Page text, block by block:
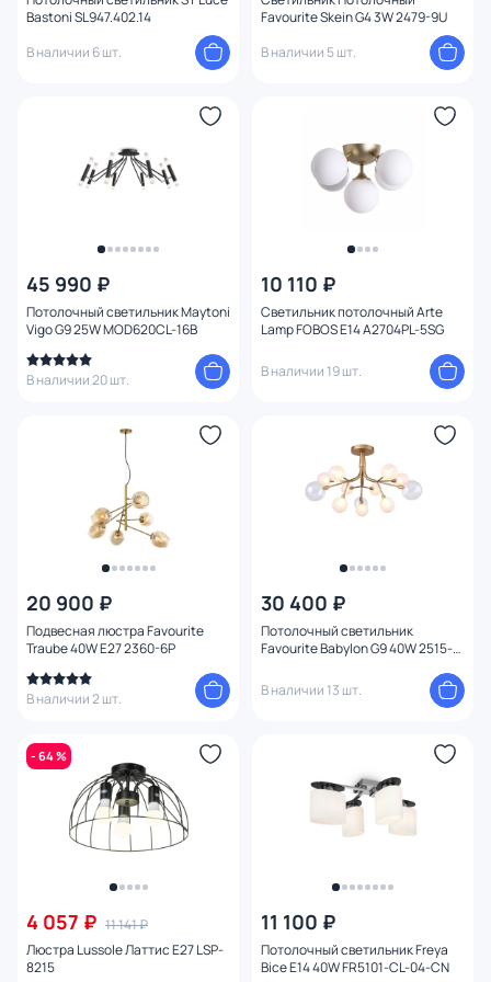
Bastoni SL947.402.14
В наличии 6 шт.
Favourite Skein G4 3W 2479-9U
В наличии 5 шт.
45 990 ₽
Потолочный светильник Maytoni
Vigo G9 25W MOD620CL-16B
В наличии 20 шт.
10 110 ₽
Светильник потолочный Arte
Lamp FOBOS E14 A2704PL-5SG
В наличии 19 шт.
20 900 ₽
Подвесная люстра Favourite
Traube 40W E27 2360-6P
В наличии 2 шт.
30 400 ₽
Потолочный светильник
Favourite Babylon G9 40W 2515-
В наличии 13 шт.
- 64 %
4 057 ₽ 11 141 ₽
Люстра Lussole Латтис E27 LSP-
8215
11 100 ₽
Потолочный светильник Freya
Bice E14 40W FR5101-CL-04-CN
Конструкция